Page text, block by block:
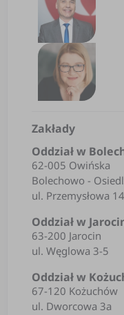
Zakłady
Oddział w
62-005 Owińska
Bolechowo -
ul. Przemysłowa 14
Oddział w
63-200 Jarocin
ul. Węglowa 3-5
Oddział w
67-120 Kożuchów
ul. Dworcowa 3a